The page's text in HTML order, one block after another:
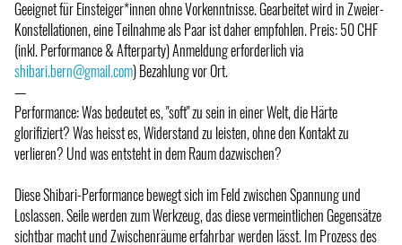
Geeignet für Einsteiger*innen ohne Vorkenntnisse. Gearbeitet wird in Zweier-
Konstellationen, eine Teilnahme als Paar ist daher empfohlen. Preis: 50 CHF
(inkl. Performance & Afterparty) Anmeldung erforderlich via
shibari.bern@gmail.com) Bezahlung vor Ort.
—
Performance: Was bedeutet es, "soft" zu sein in einer Welt, die Härte
glorifiziert? Was heisst es, Widerstand zu leisten, ohne den Kontakt zu
verlieren? Und was entsteht in dem Raum dazwischen?
Diese Shibari-Performance bewegt sich im Feld zwischen Spannung und
Loslassen. Seile werden zum Werkzeug, das diese vermeintlichen Gegensätze
sichtbar macht und Zwischenräume erfahrbar werden lässt. Im Prozess des